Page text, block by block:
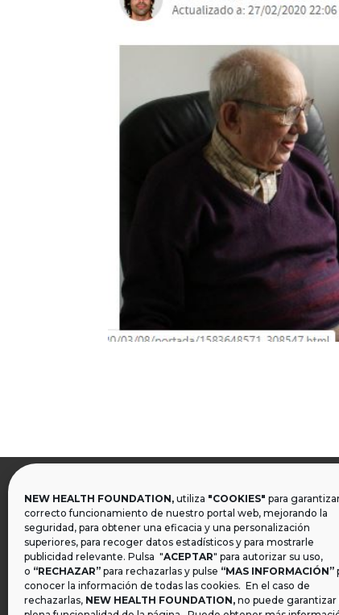
NEW HEALTH FOUNDATION, utiliza "COOKIES" para
correcto funcionamiento de nuestro portal web, mejorando la
seguridad, para obtener una eficacia y una personalización
superiores, para recoger datos estadísticos y para mostrarle
publicidad relevante. Pulsa "ACEPTAR" para autorizar su uso,
o “RECHAZAR” para rechazarlas y pulse “MAS INFORMACIÓN”
conocer la información de todas las cookies. En el caso de
rechazarlas, NEW HEALTH FOUNDATION, no puede garantizar